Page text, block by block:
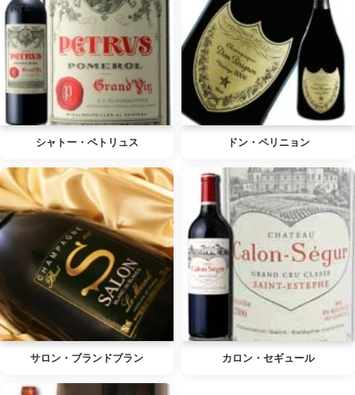
シャトー・ペトリュス ドン・ペリニョン
サロン・ブランドブラン カロン・セギュール